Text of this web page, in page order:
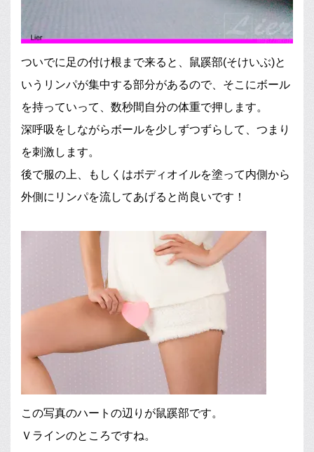
ついでに足の付け根まで来ると、鼠蹊部(そけいぶ)と
いうリンパが集中する部分があるので、そこにボール
を持っていって、数秒間自分の体重で押します。
深呼吸をしながらボールを少しずつずらして、つまり
を刺激します。
後で服の上、もしくはボディオイルを塗って内側から
外側にリンパを流してあげると尚良いです！
この写真のハートの辺りが鼠蹊部です。
Ｖラインのところですね。